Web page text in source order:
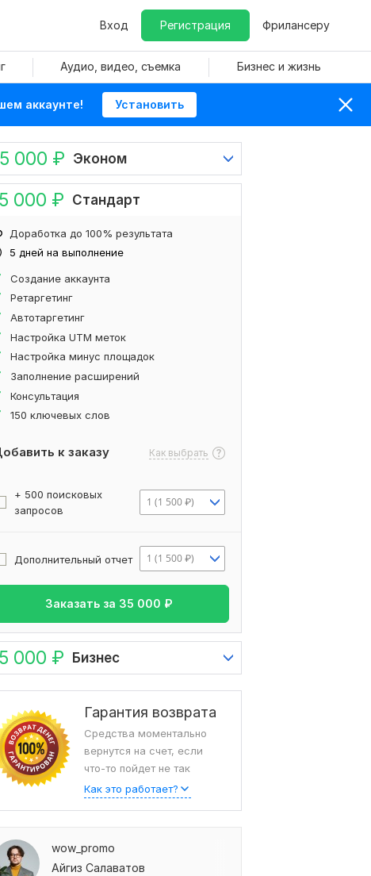
Вход Регистрация Фрилансеру
Аудио, видео, съемка Бизнес и жизнь
аккаунте! Установить
000 ₽ Эконом
000 ₽ Стандарт
5 дней на выполнение
Доработка до 100% результата
Создание аккаунта
Ретаргетинг
Автотаргетинг
Настройка UTM меток
Настройка минус площадок
Заполнение расширений
Консультация
150 ключевых слов
к заказу Как выбрать
+ 500 поисковых
запросов
1 (1 500 ₽)
Дополнительный отчет 1 (1 500 ₽)
Заказать за 35 000 ₽
000 ₽ Бизнес
Гарантия возврата
Средства моментально
вернутся на счет, если
что-то пойдет не так
Как это работает?
wow_promo
Айгиз Салаватов